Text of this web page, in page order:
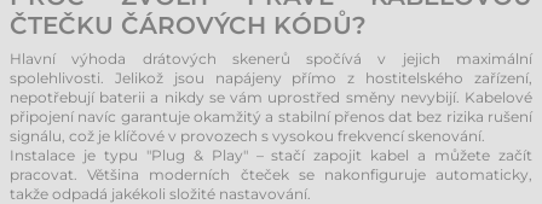
ČTEČKU ČÁROVÝCH KÓDŮ?
Hlavní výhoda drátových skenerů spočívá v jejich maximální
spolehlivosti. Jelikož jsou napájeny přímo z hostitelského zařízení,
nepotřebují baterii a nikdy se vám uprostřed směny nevybijí. Kabelové
připojení navíc garantuje okamžitý a stabilní přenos dat bez rizika rušení
signálu, což je klíčové v provozech s vysokou frekvencí skenování.
Instalace je typu "Plug & Play" – stačí zapojit kabel a můžete začít
pracovat. Většina moderních čteček se nakonfiguruje automaticky,
takže odpadá jakékoli složité nastavování.